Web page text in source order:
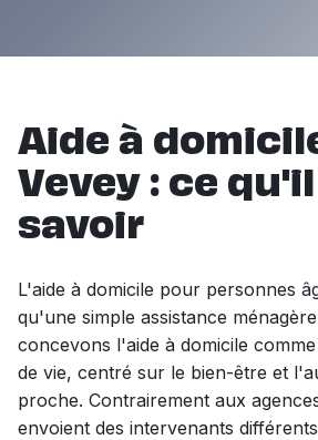
Aide à
Vevey : ce
savoir
L'aide à domicile pour personnes
qu'une simple assistance
concevons l'aide à domicile
de vie, centré sur le bien-être et
proche. Contrairement aux
envoient des intervenants